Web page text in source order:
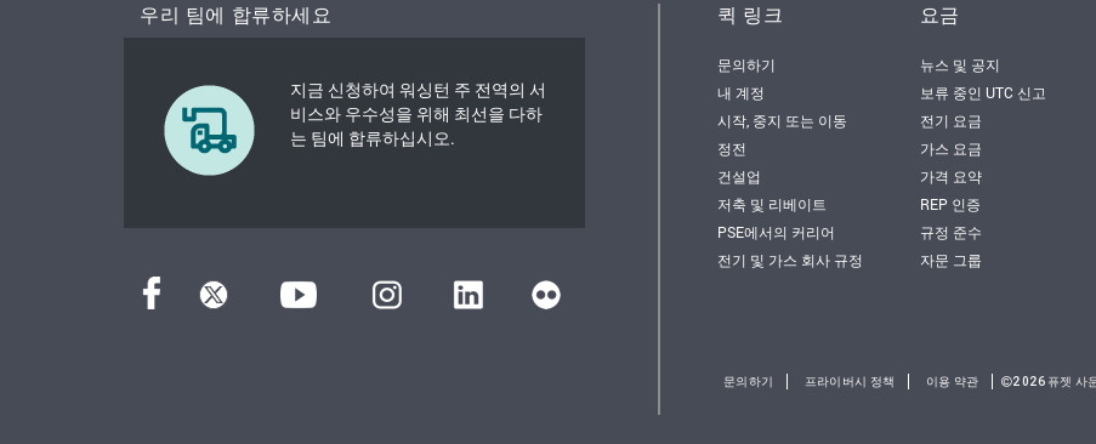
우리 팀에 합류하세요
지금 신청하여 워싱턴 주 전역의 서
비스와 우수성을 위해 최선을 다하
는 팀에 합류하십시오.
퀵 링크
문의하기
내 계정
시작, 중지 또는 이동
정전
건설업
저축 및 리베이트
PSE에서의 커리어
전기 및 가스 회사 규정
요금
뉴스 및 공지
보류 중인 UTC 신고
전기 요금
가스 요금
가격 요약
REP 인증
규정 준수
자문 그룹
문의하기 프라이버시 정책 이용 약관 2026퓨젯 사